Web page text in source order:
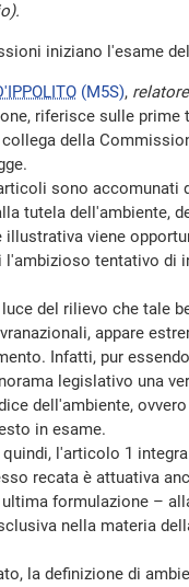
iniziano l'esame
(M5S),
riferisce sulle prime
della
sono accomunati
tutela dell'ambiente,
illustrativa viene
l'ambizioso tentativo di
del rilievo che tale
appare
Infatti, pur
legislativo una
dell'ambiente,
in esame.
l'articolo 1
recata è attuativa
ultima formulazione –
nella materia
la definizione di